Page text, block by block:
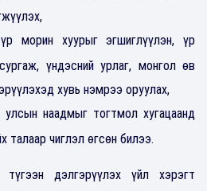
морин хуурыг эгшиглүүлэн, үр
үндэсний урлаг, монгол өв
хувь нэмрээ оруулах,
наадмыг тогтмол хугацаанд
талаар чиглэл өгсөн билээ.
дэлгэрүүлэх үйл хэрэгт